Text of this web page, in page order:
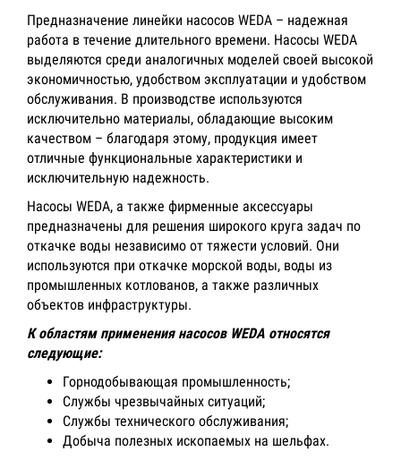
Предназначение линейки насосов WEDA – надежная
работа в течение длительного времени. Насосы WEDA
выделяются среди аналогичных моделей своей высокой
экономичностью, удобством эксплуатации и удобством
обслуживания. В производстве используются
исключительно материалы, обладающие высоким
качеством – благодаря этому, продукция имеет
отличные функциональные характеристики и
исключительную надежность.
Насосы WEDA, а также фирменные аксессуары
предназначены для решения широкого круга задач по
откачке воды независимо от тяжести условий. Они
используются при откачке морской воды, воды из
промышленных котлованов, а также различных
объектов инфраструктуры.
К областям применения насосов WEDA относятся
следующие:
Горнодобывающая промышленность;
Службы чрезвычайных ситуаций;
Службы технического обслуживания;
Добыча полезных ископаемых на шельфах.